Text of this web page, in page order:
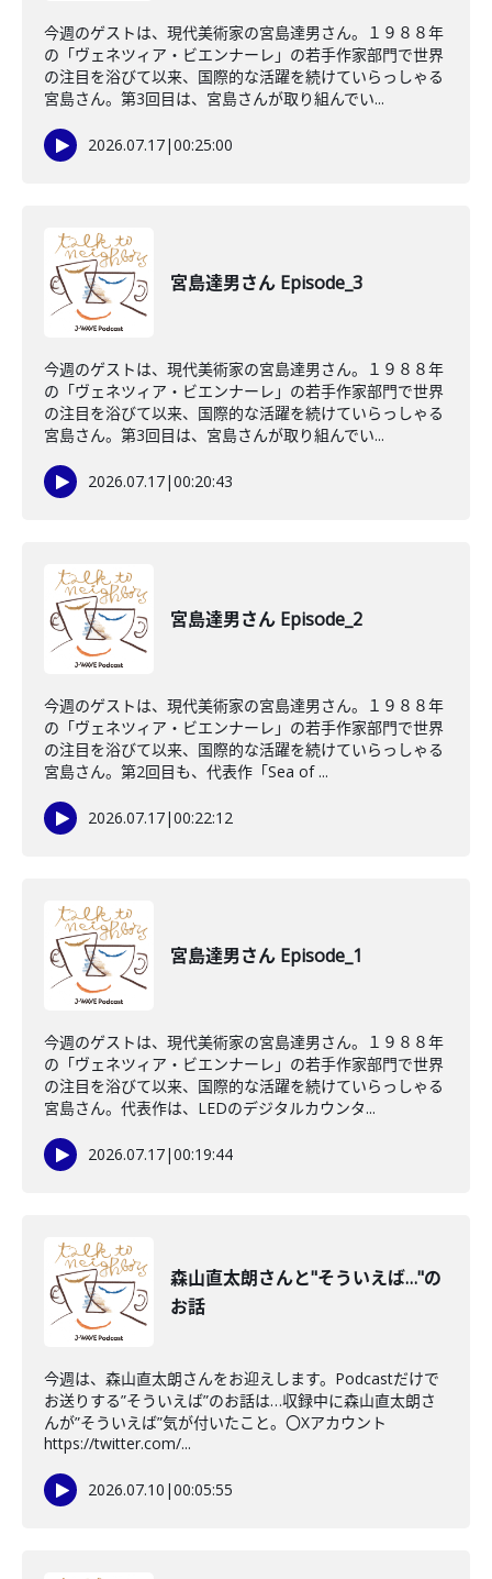
今週のゲストは、現代美術家の宮島達男さん。１９８８年
の「ヴェネツィア・ビエンナーレ」の若手作家部門で世界
の注目を浴びて以来、国際的な活躍を続けていらっしゃる
宮島さん。第3回目は、宮島さんが取り組んでい...
2026.07.17|00:25:00
宮島達男さん Episode_3
今週のゲストは、現代美術家の宮島達男さん。１９８８年
の「ヴェネツィア・ビエンナーレ」の若手作家部門で世界
の注目を浴びて以来、国際的な活躍を続けていらっしゃる
宮島さん。第3回目は、宮島さんが取り組んでい...
2026.07.17|00:20:43
宮島達男さん Episode_2
今週のゲストは、現代美術家の宮島達男さん。１９８８年
の「ヴェネツィア・ビエンナーレ」の若手作家部門で世界
の注目を浴びて以来、国際的な活躍を続けていらっしゃる
宮島さん。第2回目も、代表作「Sea of ...
2026.07.17|00:22:12
宮島達男さん Episode_1
今週のゲストは、現代美術家の宮島達男さん。１９８８年
の「ヴェネツィア・ビエンナーレ」の若手作家部門で世界
の注目を浴びて以来、国際的な活躍を続けていらっしゃる
宮島さん。代表作は、LEDのデジタルカウンタ...
2026.07.17|00:19:44
森山直太朗さんと"そういえば…"の
お話
今週は、森山直太朗さんをお迎えします。Podcastだけで
お送りする”そういえば”のお話は…収録中に森山直太朗さ
んが”そういえば”気が付いたこと。〇Xアカウント
https://twitter.com/...
2026.07.10 |00:05:55